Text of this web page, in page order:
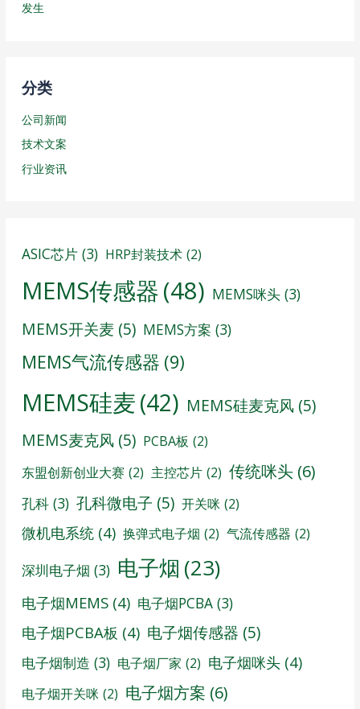
发生
分类
公司新闻
技术文案
行业资讯
ASIC芯片 (3) HRP封装技术 (2)
MEMS传感器(48) MEMS咪头 (3)
MEMS开关麦 (5) MEMS方案 (3)
MEMS气流传感器 (9)
MEMS硅麦(42) MEMS硅麦克风 (5)
MEMS麦克风 (5) PCBA板 (2)
东盟创新创业大赛 (2) 主控芯片 (2) 传统咪头 (6)
孔科 (3) 孔科微电子 (5) 开关咪 (2)
微机电系统 (4) 换弹式电子烟 (2) 气流传感器 (2)
深圳电子烟 (3) 电子烟 (23)
电子烟MEMS (4) 电子烟PCBA (3)
电子烟PCBA板 (4) 电子烟传感器 (5)
电子烟制造 (3) 电子烟厂家 (2) 电子烟咪头 (4)
电子烟开关咪 (2) 电子烟方案 (6)